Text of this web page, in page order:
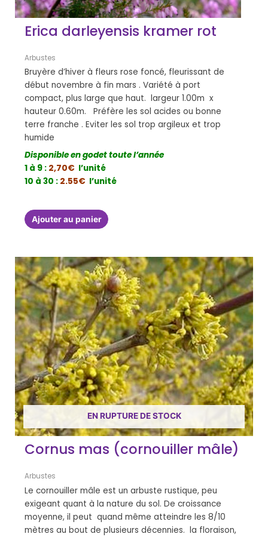
Erica darleyensis kramer rot
Arbustes
Bruyère d’hiver à fleurs rose foncé, fleurissant de
début novembre à fin mars . Variété à port
compact, plus large que haut. largeur 1.00m x
hauteur 0.60m. Préfère les sol acides ou bonne
terre franche . Eviter les sol trop argileux et trop
humide
Disponible en godet toute l’année
1 à 9 : 2,70€ l’unité
10 à 30 : 2.55€ l’unité
Ajouter au panier
EN RUPTURE DE STOCK
Cornus mas (cornouiller mâle)
Arbustes
Le cornouiller mâle est un arbuste rustique, peu
exigeant quant à la nature du sol. De croissance
moyenne, il peut quand même atteindre les 8/10
mètres au bout de plusieurs décennies. la floraison,